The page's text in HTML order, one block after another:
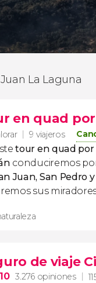
La Laguna
en quad
9 viajeros
tour en quad por
conduciremos
Juan, San Pedro
sus
de viaje
3.276 opiniones